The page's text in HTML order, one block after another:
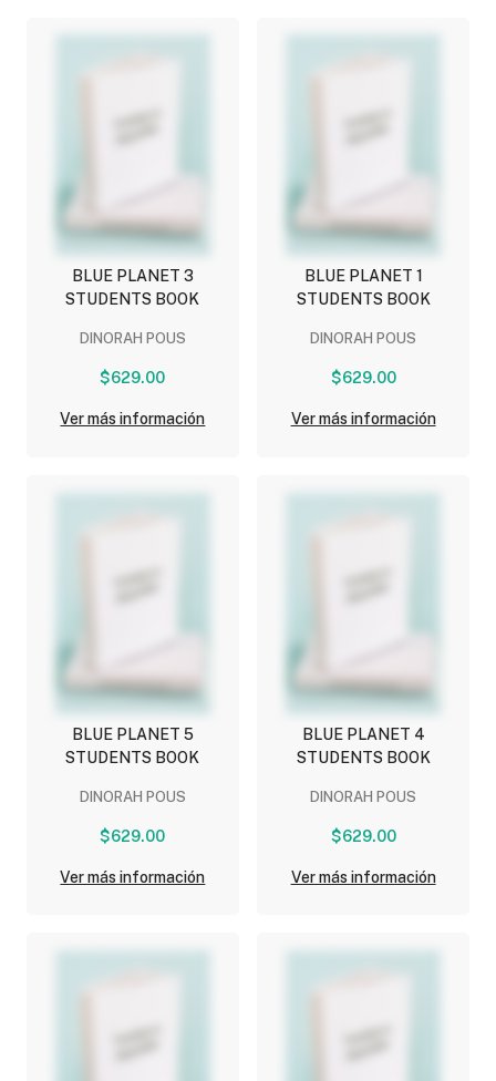
BLUE PLANET 3
STUDENTS BOOK
DINORAH POUS
$629.00
Ver más información
BLUE PLANET 1
STUDENTS BOOK
DINORAH POUS
$629.00
Ver más información
BLUE PLANET 5
STUDENTS BOOK
DINORAH POUS
$629.00
Ver más información
BLUE PLANET 4
STUDENTS BOOK
DINORAH POUS
$629.00
Ver más información